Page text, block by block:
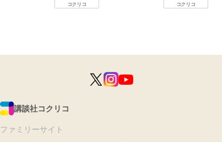
コクリコ コクリコ
講談社コクリコ
ファミリーサイト